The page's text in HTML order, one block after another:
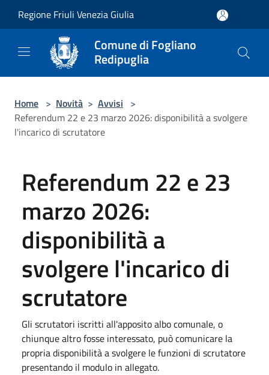
Regione Friuli Venezia Giulia
Comune di Fogliano
Redipuglia
Home > Novità > Avvisi >
Referendum 22 e 23 marzo 2026: disponibilità a svolgere
l'incarico di scrutatore
Referendum 22 e 23
marzo 2026:
disponibilità a
svolgere l'incarico di
scrutatore
Gli scrutatori iscritti all'apposito albo comunale, o
chiunque altro fosse interessato, può comunicare la
propria disponibilità a svolgere le funzioni di scrutatore
presentando il modulo in allegato.